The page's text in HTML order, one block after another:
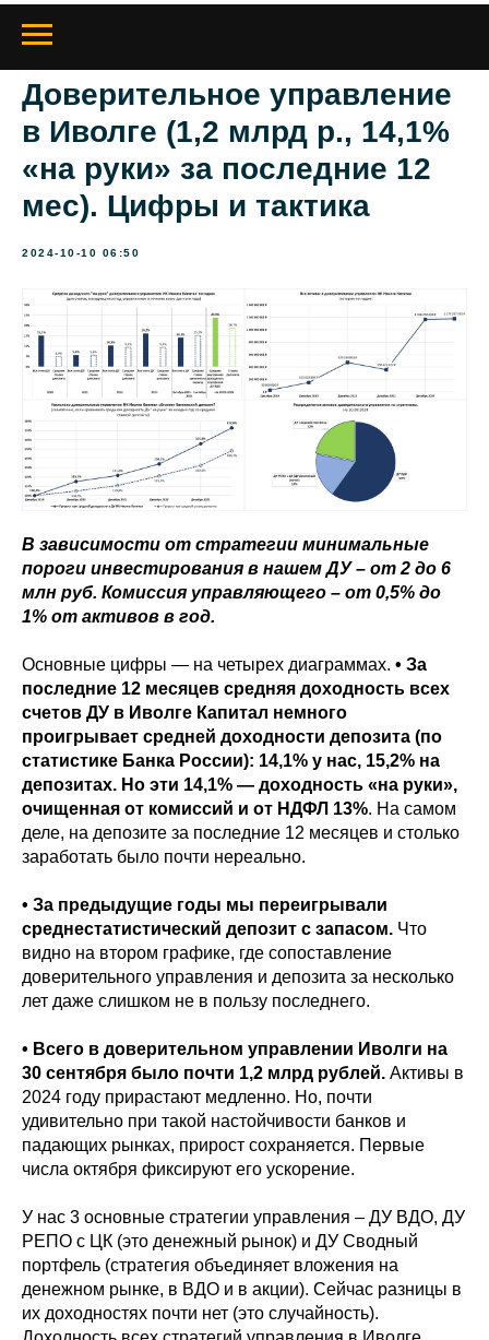
Доверительное управление
в Иволге (1,2 млрд р., 14,1%
«на руки» за последние 12
мес). Цифры и тактика
2024-10-10 06:50
В зависимости от стратегии минимальные
пороги инвестирования в нашем ДУ – от 2 до 6
млн руб. Комиссия управляющего – от 0,5% до
1% от активов в год.
Основные цифры — на четырех диаграммах. • За
последние 12 месяцев средняя доходность всех
счетов ДУ в Иволге Капитал немного
проигрывает средней доходности депозита (по
статистике Банка России): 14,1% у нас, 15,2% на
депозитах. Но эти 14,1% — доходность «на руки»,
очищенная от комиссий и от НДФЛ 13%. На самом
деле, на депозите за последние 12 месяцев и столько
заработать было почти нереально.
• За предыдущие годы мы переигрывали
среднестатистический депозит с запасом. Что
видно на втором графике, где сопоставление
доверительного управления и депозита за несколько
лет даже слишком не в пользу последнего.
• Всего в доверительном управлении Иволги на
30 сентября было почти 1,2 млрд рублей. Активы в
2024 году прирастают медленно. Но, почти
удивительно при такой настойчивости банков и
падающих рынках, прирост сохраняется. Первые
числа октября фиксируют его ускорение.
У нас 3 основные стратегии управления – ДУ ВДО, ДУ
РЕПО с ЦК (это денежный рынок) и ДУ Сводный
портфель (стратегия объединяет вложения на
денежном рынке, в ВДО и в акции). Сейчас разницы в
их доходностях почти нет (это случайность).